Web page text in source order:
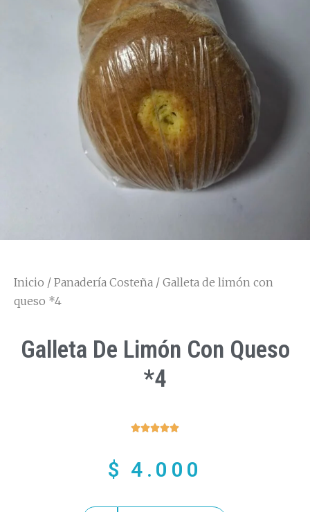
Inicio / Panadería Costeña / Galleta de limón con
queso *4
Galleta De Limón Con Queso
*4

$ 4.000